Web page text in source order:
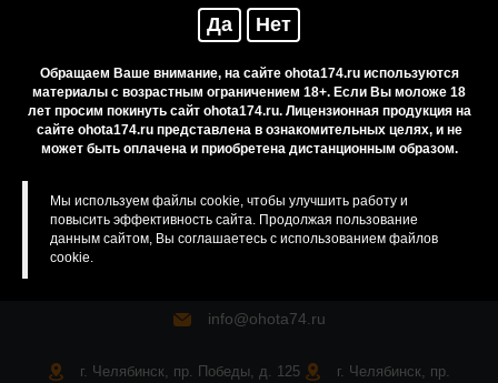
Да Нет
Обращаем Ваше внимание, на сайте ohota174.ru используются
материалы с возрастным ограничением 18+. Если Вы моложе 18
лет просим покинуть сайт ohota174.ru. Лицензионная продукция на
сайте ohota174.ru представлена в ознакомительных целях, и не
может быть оплачена и приобретена дистанционным образом.
Мы используем файлы cookie, чтобы улучшить работу и
повысить эффективность сайта. Продолжая пользование
данным сайтом, Вы соглашаетесь с использованием файлов
cookie.
Резервирование
Приобретение лицензионных товаров
Бренды
Карта сайта
info@ohota74.ru
г. Челябинск, пр. Победы, д. 125
г. Челябинск, пр.